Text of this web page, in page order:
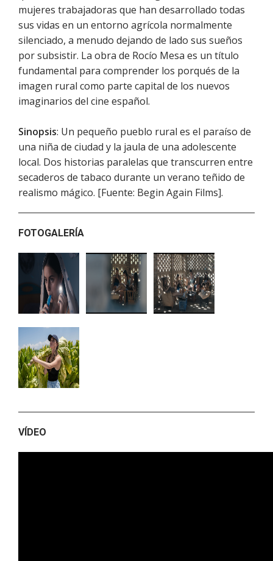
mujeres trabajadoras que han desarrollado todas
sus vidas en un entorno agrícola normalmente
silenciado, a menudo dejando de lado sus sueños
por subsistir. La obra de Rocío Mesa es un título
fundamental para comprender los porqués de la
imagen rural como parte capital de los nuevos
imaginarios del cine español.
Sinopsis: Un pequeño pueblo rural es el paraíso de
una niña de ciudad y la jaula de una adolescente
local. Dos historias paralelas que transcurren entre
secaderos de tabaco durante un verano teñido de
realismo mágico. [Fuente: Begin Again Films].
FOTOGALERÍA
VÍDEO